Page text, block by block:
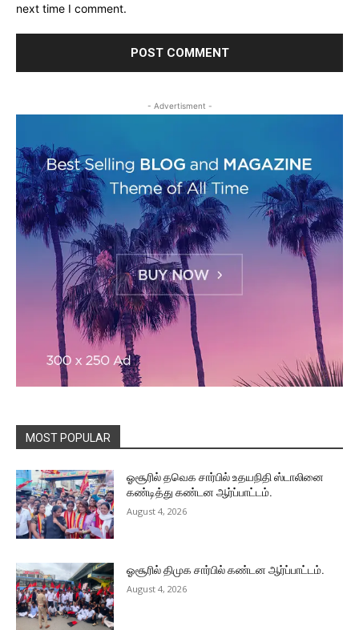
next time I comment.
- Advertisment -
MOST POPULAR
ஓசூரில் தவெக சார்பில் உதயநிதி ஸ்டாலினை
கண்டித்து கண்டன ஆர்ப்பாட்டம்.
August 4, 2026
ஓசூரில் திமுக சார்பில் கண்டன ஆர்ப்பாட்டம்.
August 4, 2026